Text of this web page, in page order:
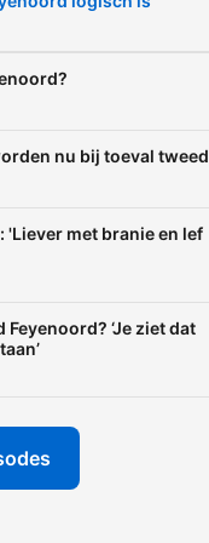
nu bij toeval
'Liever met branie en lef
‘Je ziet dat